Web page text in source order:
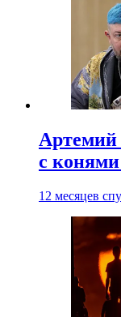
Артемий
с
12 месяцев